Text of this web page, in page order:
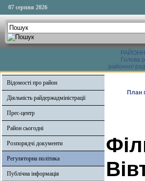
07 серпня 2026
Голова
районної
Відомості про район
Діяльність райдержадміністрації
Прес-центр
Район сьогодні
Розпорядчі документи
Регуляторна політика
Публічна інформація
План